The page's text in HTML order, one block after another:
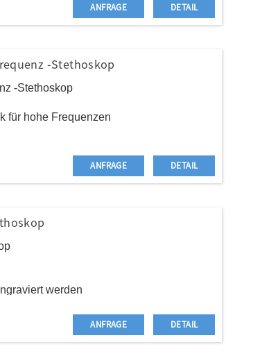
ANFRAGE
DETAIL
-Stethoskop
-Stethoskop
für hohe Frequenzen
sind erhältlich
ANFRAGE DETAIL
werden
hinzu, um keine Schallleckage zu
ANFRAGE DETAIL